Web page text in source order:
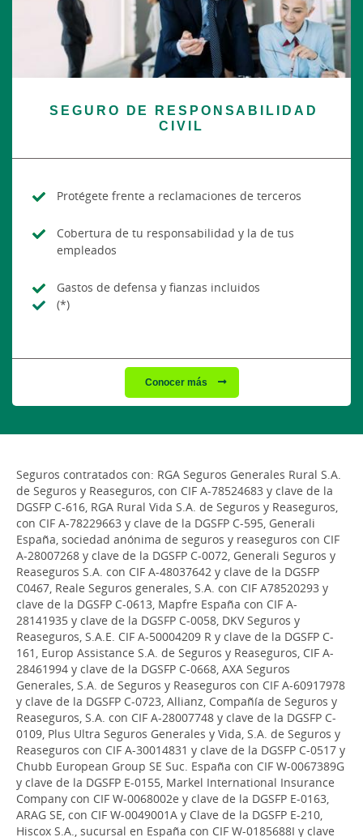
SEGURO DE RESPONSABILIDAD
CIVIL
Protégete frente a reclamaciones de terceros
Cobertura de tu responsabilidad y la de tus
empleados
Gastos de defensa y fianzas incluidos
(*)
Conocer más
Seguros contratados con: RGA Seguros Generales Rural S.A.
de Seguros y Reaseguros, con CIF A-78524683 y clave de la
DGSFP C-616, RGA Rural Vida S.A. de Seguros y Reaseguros,
con CIF A-78229663 y clave de la DGSFP C-595, Generali
España, sociedad anónima de seguros y reaseguros con CIF
A-28007268 y clave de la DGSFP C-0072, Generali Seguros y
Reaseguros S.A. con CIF A-48037642 y clave de la DGSFP
C0467, Reale Seguros generales, S.A. con CIF A78520293 y
clave de la DGSFP C-0613, Mapfre España con CIF A-
28141935 y clave de la DGSFP C-0058, DKV Seguros y
Reaseguros, S.A.E. CIF A-50004209 R y clave de la DGSFP C-
161, Europ Assistance S.A. de Seguros y Reaseguros, CIF A-
28461994 y clave de la DGSFP C-0668, AXA Seguros
Generales, S.A. de Seguros y Reaseguros con CIF A-60917978
y clave de la DGSFP C-0723, Allianz, Compañía de Seguros y
Reaseguros, S.A. con CIF A-28007748 y clave de la DGSFP C-
0109, Plus Ultra Seguros Generales y Vida, S.A. de Seguros y
Reaseguros con CIF A-30014831 y clave de la DGSFP C-0517 y
Chubb European Group SE Suc. España con CIF W-0067389G
y clave de la DGSFP E-0155, Markel International Insurance
Company con CIF W-0068002e y clave de la DGSFP E-0163,
ARAG SE, con CIF W-0049001A y Clave de la DGSFP E-210,
Hiscox S.A., sucursal en España con CIF W-0185688I y clave